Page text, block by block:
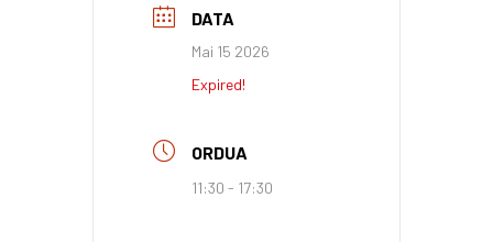
DATA
Mai 15 2026
Expired!
ORDUA
11:30 - 17:30